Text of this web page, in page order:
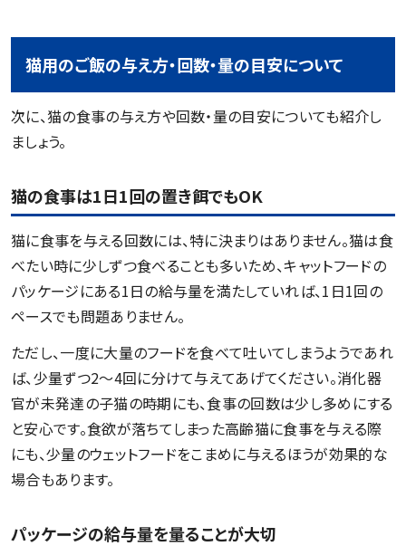
猫用のご飯の与え方・回数・量の目安について
次に、猫の食事の与え方や回数・量の目安についても紹介し
ましょう。
猫の食事は1日1回の置き餌でもOK
猫に食事を与える回数には、特に決まりはありません。猫は食
べたい時に少しずつ食べることも多いため、キャットフードの
パッケージにある1日の給与量を満たしていれば、1日1回の
ペースでも問題ありません。
ただし、一度に大量のフードを食べて吐いてしまうようであれ
ば、少量ずつ2〜4回に分けて与えてあげてください。消化器
官が未発達の子猫の時期にも、食事の回数は少し多めにする
と安心です。食欲が落ちてしまった高齢猫に食事を与える際
にも、少量のウェットフードをこまめに与えるほうが効果的な
場合もあります。
パッケージの給与量を量ることが大切